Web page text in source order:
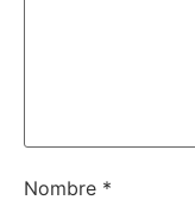
Nombre *